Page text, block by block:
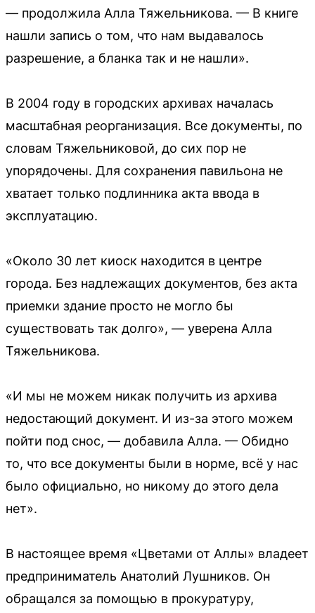
— продолжила Алла Тяжельникова. — В книге
нашли запись о том, что нам выдавалось
разрешение, а бланка так и не нашли».
В 2004 году в городских архивах началась
масштабная реорганизация. Все документы, по
словам Тяжельниковой, до сих пор не
упорядочены. Для сохранения павильона не
хватает только подлинника акта ввода в
эксплуатацию.
«Около 30 лет киоск находится в центре
города. Без надлежащих документов, без акта
приемки здание просто не могло бы
существовать так долго», — уверена Алла
Тяжельникова.
«И мы не можем никак получить из архива
недостающий документ. И из-за этого можем
пойти под снос, — добавила Алла. — Обидно
то, что все документы были в норме, всё у нас
было официально, но никому до этого дела
нет».
В настоящее время «Цветами от Аллы» владеет
предприниматель Анатолий Лушников. Он
обращался за помощью в прокуратуру,